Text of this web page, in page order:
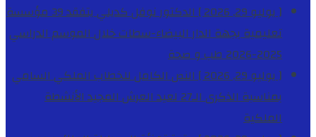
[ يوليو 29, 2026 ]
الدكتور نوفل كديلي يتفقد 39 مؤسسة
تعليمية بجهة الدار البيضاء-سطات خلال الموسم الدراسي
2025-2026
طب و صحة
[ يوليو 29, 2026 ]
النص الكامل للخطاب الملكي السامي
بمناسبة الذكرى الـ27 لعيد العرش المجيد
الأنشطة
الملكية